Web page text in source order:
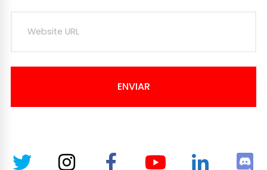
ENVIAR